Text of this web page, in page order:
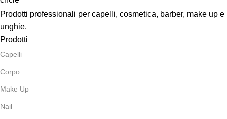
Prodotti professionali per capelli, cosmetica, barber, make up e
unghie.
Prodotti
Capelli
Corpo
Make Up
Nail